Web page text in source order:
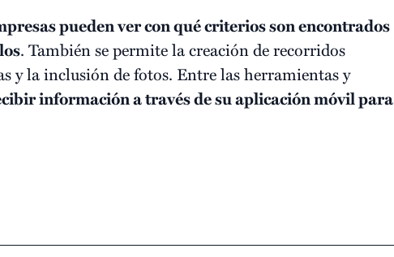
pueden ver con qué criterios son encontrados
. También se permite la creación de recorridos
y la inclusión de fotos. Entre las herramientas y
información a través de su aplicación móvil para